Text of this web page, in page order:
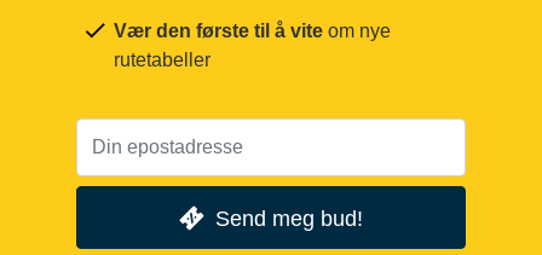
Vær den første til å vite om nye
rutetabeller
Send meg bud!